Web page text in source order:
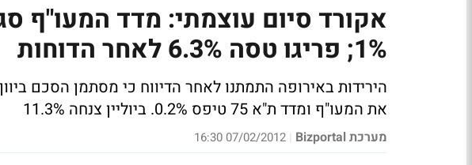
אקורד סיום עוצמתי: מדד המעו"ף
1%; פריגו טסה 6.3% לאחר הדוחות
הירידות באירופה התמתנו לאחר הדיווח כי מסתמן הסכם
את המעו"ף ומדד ת"א 75 טיפס 0.2%. ביוליין צנחה 11.3%
מערכת Bizportal |
07/02/2012 16:30